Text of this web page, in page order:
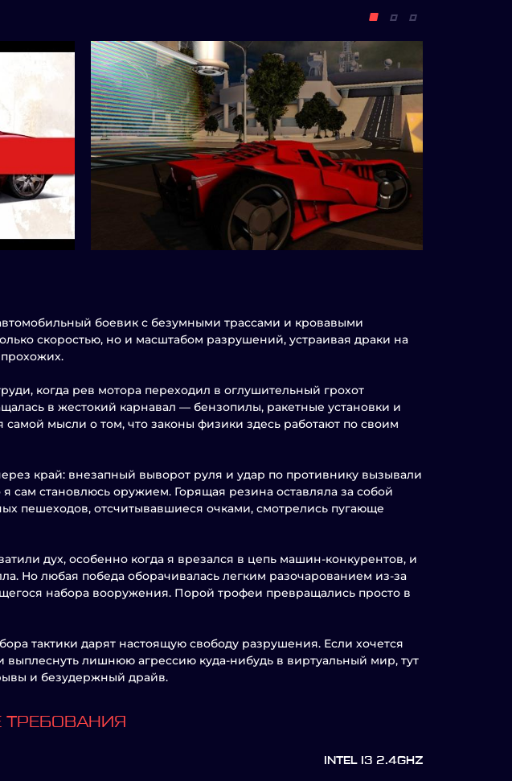
боевик с безумными трассами и кровавыми
скоростью, но и масштабом разрушений, устраивая драки на
когда рев мотора переходил в оглушительный грохот
в жестокий карнавал — бензопилы, ракетные установки и
мысли о том, что законы физики здесь работают по своим
край: внезапный выворот руля и удар по противнику вызывали
я сам становлюсь оружием. Горящая резина оставляла за собой
пешеходов, отсчитывавшиеся очками, смотрелись пугающе
дух, особенно когда я врезался в цепь машин-конкурентов, и
Но любая победа оборачивалась легким разочарованием из‑за
набора вооружения. Порой трофеи превращались просто в
тактики дарят настоящую свободу разрушения. Если хочется
лишнюю агрессию куда‑нибудь в виртуальный мир, тут
и безудержный драйв.
INTEL I3 2.4GHZ